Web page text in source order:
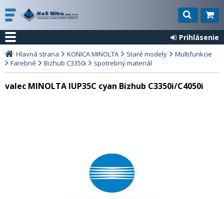
Prihlásenie
Hlavná strana KONICA MINOLTA Staré modely
Multifunkcie
Farebné
Bizhub C3350i spotrebný materiál
valec MINOLTA IUP35C cyan Bizhub C3350i/C4050i